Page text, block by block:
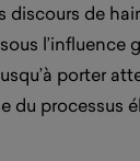
discours de
l’influence
porter
du processus